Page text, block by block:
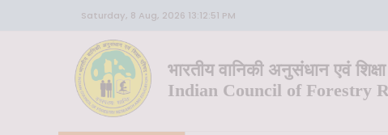
Saturday, 8 Aug, 2026 13:12:51 PM
भारतीय वानिकी अनुसंधान एवं
Indian Council of Forestry